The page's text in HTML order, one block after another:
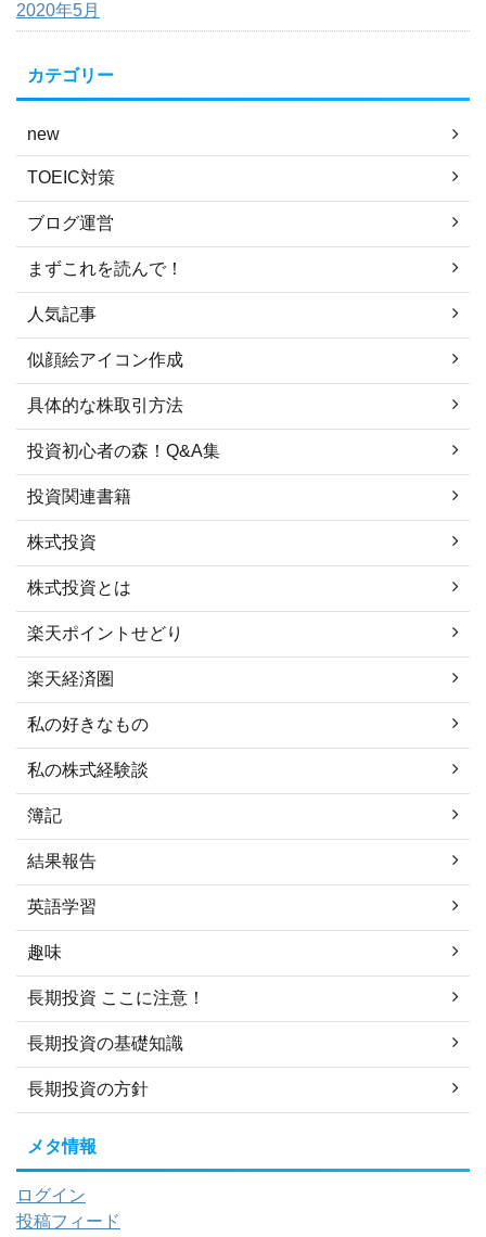
2020年5月
カテゴリー
new
TOEIC対策
ブログ運営
まずこれを読んで！
人気記事
似顔絵アイコン作成
具体的な株取引方法
投資初心者の森！Q&A集
投資関連書籍
株式投資
株式投資とは
楽天ポイントせどり
楽天経済圏
私の好きなもの
私の株式経験談
簿記
結果報告
英語学習
趣味
長期投資 ここに注意！
長期投資の基礎知識
長期投資の方針
メタ情報
ログイン
投稿フィード